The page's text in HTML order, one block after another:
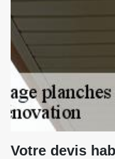
Votre devis